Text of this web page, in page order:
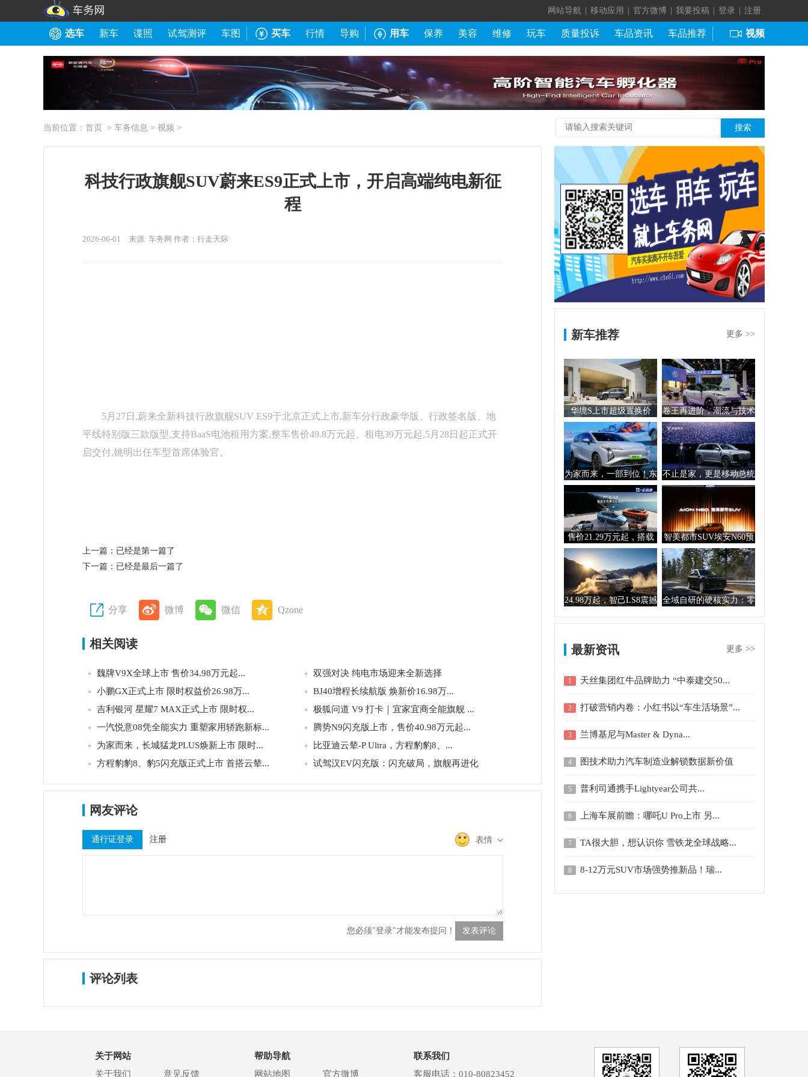
网站导航 移动应用 官方微博 我要投稿 登录 注册
选车 新车 谍照 试驾测评 车图 买车 行情 导购 用车 保养 美容 维修 玩车 质量投诉 车品资讯 车品推荐 视频
当前位置： 首页 > 车务信息 > 视频 > 搜索
科技行政旗舰SUV蔚来ES9正式上市，开启高端纯电新征
程
2026-06-01 来源: 车务网 作者：行走天际
5月27日,蔚来全新科技行政旗舰SUV ES9于北京正式上市,新车分行政豪华版、行政签名版、地
平线特别版三款版型,支持BaaS电池租用方案,整车售价49.8万元起、租电39万元起,5月28日起正式开
启交付,姚明出任车型首席体验官。
上一篇： 已经是第一篇了
下一篇： 已经是最后一篇了
分享 微博 微信 Qzone
相关阅读
魏牌V9X全球上市 售价34.98万元起...
双强对决 纯电市场迎来全新选择
小鹏GX正式上市 限时权益价26.98万...
BJ40增程长续航版 焕新价16.98万...
吉利银河 星耀7 MAX正式上市 限时权...
极狐问道 V9 打卡｜宜家宜商全能旗舰 ...
一汽悦意08凭全能实力 重塑家用轿跑新标...
腾势N9闪充版上市，售价40.98万元起...
为家而来，长城猛龙PLUS焕新上市 限时...
比亚迪云辇-P Ultra，方程豹豹8、...
方程豹豹8、豹5闪充版正式上市 首搭云辇...
试驾汉EV闪充版：闪充破局，旗舰再进化
网友评论
通行证登录 注册 表情
您必须"登录"才能发布提问！ 发表评论
评论列表
新车推荐 更多 >>
华境S上市超级置换价
14.98万元起！1...
卷王再进阶，潮流与技术
双料冠军！2026...
为家而来，一部到位！东
风风行星海 V6 ...
不止是家，更是移动总统
套房！岚图泰山X8...
售价21.29万元起，搭载
华为乾崑智驾A...
智美都市SUV埃安N60预
售开启11.5...
24.98万起，智己LS8震撼
全域自研的硬核实力：零
最新资讯 更多 >>
1 天丝集团红牛品牌助力 “中泰建交50...
2 打破营销内卷：小红书以“车生活场景”...
3 兰博基尼与Master & Dyna...
4 图技术助力汽车制造业解锁数据新价值
5 普利司通携手Lightyear公司共...
6 上海车展前瞻：哪吒U Pro上市 另...
7 TA很大胆，想认识你 雪铁龙全球战略...
8 8-12万元SUV市场强势推新品！瑞...
关于网站
关于我们
意见反馈
帮助导航
网站地图
官方微博
联系我们
客服电话：010-80823452